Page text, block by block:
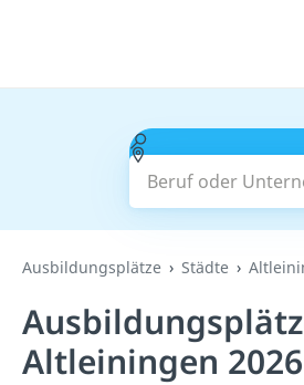
Beruf oder
Ausbildungsplätze Städte
Altleiningen